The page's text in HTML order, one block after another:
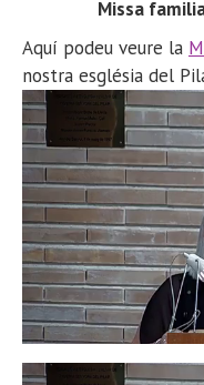
Missa
Aquí podeu veure la
nostra església del